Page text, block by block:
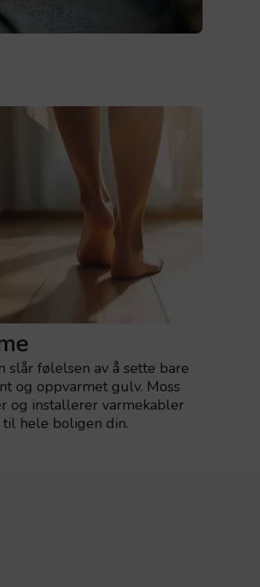
slår følelsen av å sette bare
og oppvarmet gulv. Moss
og installerer varmekabler
hele boligen din.